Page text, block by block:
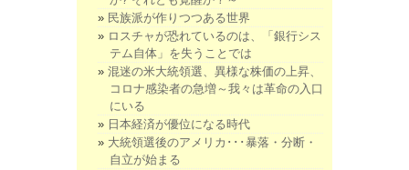
民族派が作りつつある世界
ロスチャが恐れているのは、「銀行シス
テム自体」を失うことでは
混迷の米大統領選、異様な株価の上昇、
コロナ感染者の急増～我々は革命の入口
にいる
日本経済が優位になる時代
大統領選後のアメリカ･･･暴落・分断・
自立が始まる